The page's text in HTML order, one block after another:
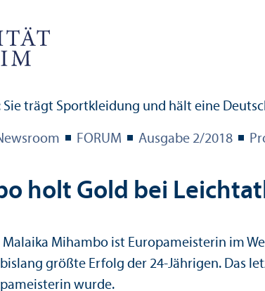
FORUM Ausgabe 2/2018
holt Gold bei
Mihambo ist Europameisterin im
größte Erfolg der 24-Jährigen. Das
wurde.